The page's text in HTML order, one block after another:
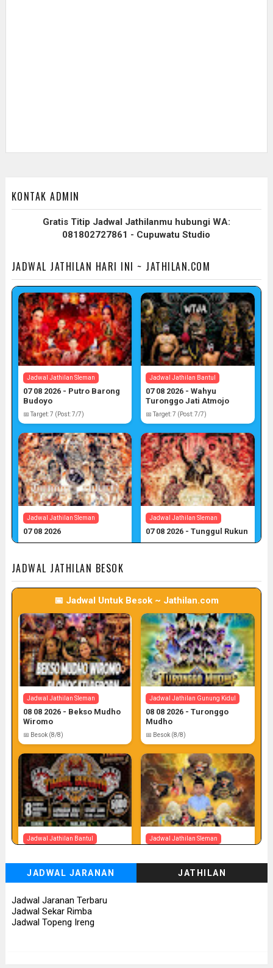
KONTAK ADMIN
Gratis Titip Jadwal Jathilanmu hubungi WA:
081802727861 - Cupuwatu Studio
JADWAL JATHILAN HARI INI ~ JATHILAN.COM
Jadwal Jathilan Sleman
07 08 2026 - Putro Barong
Budoyo
📅 Target: 7 (Post: 7/7)
Jadwal Jathilan Bantul
07 08 2026 - Wahyu
Turonggo Jati Atmojo
📅 Target: 7 (Post: 7/7)
Jadwal Jathilan Sleman
07 08 2026
Jadwal Jathilan Sleman
07 08 2026 - Tunggul Rukun
JADWAL JATHILAN BESOK
📅 Jadwal Untuk Besok ~ Jathilan.com
Jadwal Jathilan Sleman
08 08 2026 - Bekso Mudho
Wiromo
📅 Besok (8/8)
Jadwal Jathilan Gunung Kidul
08 08 2026 - Turonggo
Mudho
📅 Besok (8/8)
Jadwal Jathilan Bantul
Budhoyo
📅 Besok (8/8)
Jadwal Jathilan Sleman
Mudho Budoyo
📅 Besok (8/8)
JADWAL JARANAN JATHILAN
Jadwal Jaranan Terbaru
Jadwal Sekar Rimba
Jadwal Topeng Ireng